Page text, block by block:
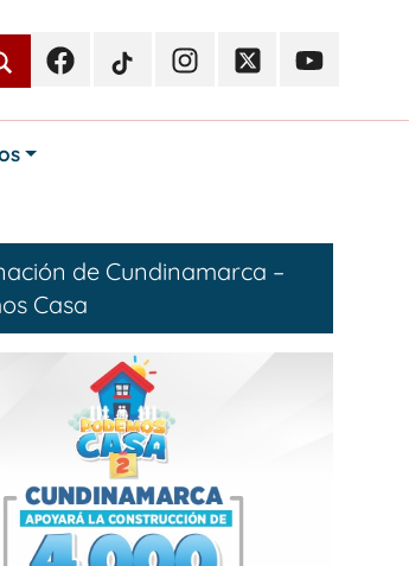
FacebookTikTokInstagramTwitterYoutube
de Cundinamarca –
Casa